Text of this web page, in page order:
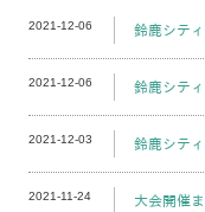
2021-12-06 鈴鹿シテ
2021-12-06 鈴鹿シテ
2021-12-03 鈴鹿シテ
2021-11-24 大会開催